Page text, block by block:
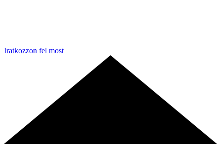
Iratkozzon fel most